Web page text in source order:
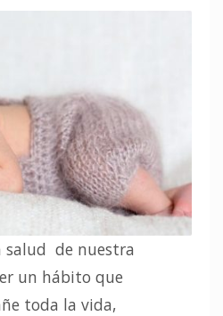
salud de nuestra
un hábito que
toda la vida,